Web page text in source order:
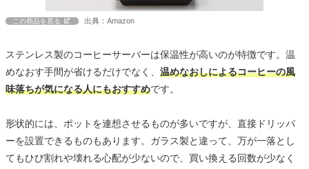
この商品を見る 出典：Amazon
ステンレス製のコーヒーサーバーは保温性が高いのが特徴です。温
めなおす手間が省けるだけでなく、 温めなおしによるコーヒーの風
味落ちが気になる人にもおすすめです。
形状的には、ポットを連想させるものが多いですが、直接ドリッパ
ーを設置できるものもあります。ガラス製と違って、万が一落とし
てもひび割れや壊れる心配が少ないので、買い換える回数が少なく